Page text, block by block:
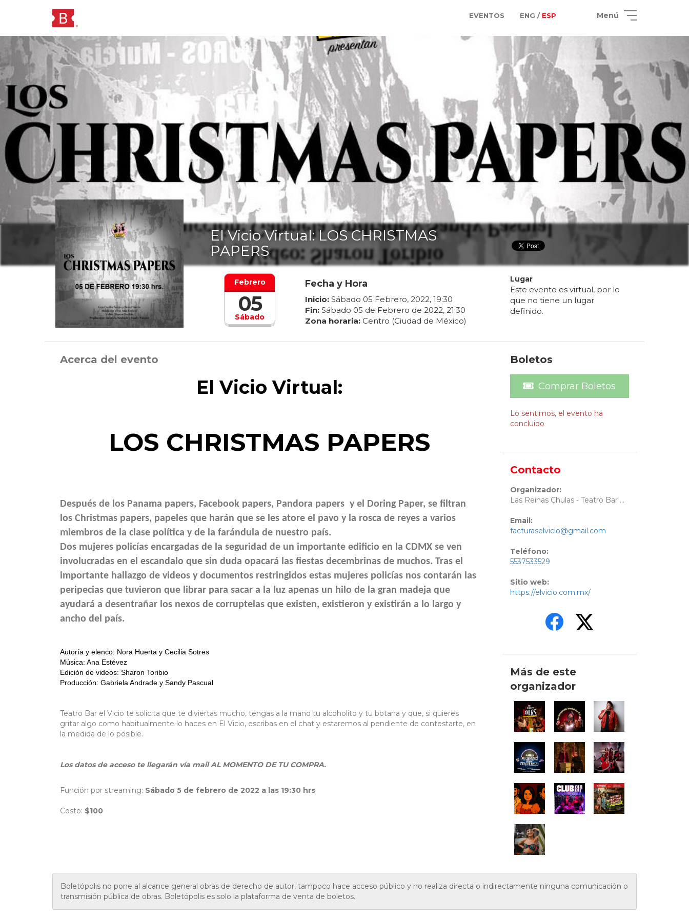
EVENTOS ENG / ESP Menú
El Vicio Virtual: LOS CHRISTMAS
PAPERS
Sábado
Febrero
05
Fecha y Hora
Inicio: Sábado 05 Febrero, 2022, 19:30
Fin: Sábado 05 de Febrero de 2022, 21:30
Zona horaria: Centro (Ciudad de México)
Lugar
Este evento es virtual, por lo
que no tiene un lugar
definido.
Acerca del evento
El Vicio Virtual:
LOS CHRISTMAS PAPERS
Después de los Panama papers, Facebook papers, Pandora papers y el Doring Paper, se filtran
los Christmas papers, papeles que harán que se les atore el pavo y la rosca de reyes a varios
miembros de la clase política y de la farándula de nuestro país.
Dos mujeres policías encargadas de la seguridad de un importante edificio en la CDMX se ven
involucradas en el escandalo que sin duda opacará las fiestas decembrinas de muchos. Tras el
importante hallazgo de videos y documentos restringidos estas mujeres policías nos contarán las
peripecias que tuvieron que librar para sacar a la luz apenas un hilo de la gran madeja que
ayudará a desentrañar los nexos de corruptelas que existen, existieron y existirán a lo largo y
ancho del país.
Autoría y elenco: Nora Huerta y Cecilia Sotres
Música: Ana Estévez
Edición de videos: Sharon Toribio
Producción: Gabriela Andrade y Sandy Pascual
Teatro Bar el Vicio te solicita que te diviertas mucho, tengas a la mano tu alcoholito y tu botana y que, si quieres
gritar algo como habitualmente lo haces en El Vicio, escribas en el chat y estaremos al pendiente de contestarte, en
la medida de lo posible.
Los datos de acceso te llegarán vía mail AL MOMENTO DE TU COMPRA.
Función por streaming: Sábado 5 de febrero de 2022 a las 19:30 hrs
Costo: $100
Boletos
Comprar Boletos
Lo sentimos, el evento ha
concluido
Contacto
Organizador:
Las Reinas Chulas - Teatro Bar El Vicio
Email:
facturaselvicio@gmail.com
Teléfono:
5537533529
Sitio web:
https://elvicio.com.mx/
Más de este
organizador
Boletópolis no pone al alcance general obras de derecho de autor, tampoco hace acceso público y no realiza directa o indirectamente ninguna comunicación o
transmisión pública de obras. Boletópolis es solo la plataforma de venta de boletos.